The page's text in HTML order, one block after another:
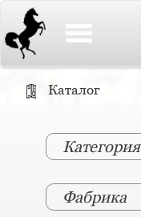
Каталог
Категория
Фабрика